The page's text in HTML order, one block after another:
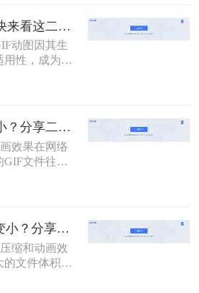
的动图压缩
减小动图文
图像质量。
gif大小怎么压缩？快来看这二个高效压缩方法！
动图因其生
用性，成为了
时通讯等多
质量的GIF
能导致上传
怎么压缩，
，显得尤为
两种高效的
松应对这一
如何压缩gif图片大小？分享二个实用压缩方法！
效果在网络
GIF文件往往
验。那么如
了优化GIF
动图怎么压缩内存变小？分享二个简单有效的操作方法！
缩和动画效
的文件体积可
影响网页加